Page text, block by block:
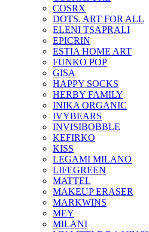
COSRX
DOTS. ART FOR ALL
ELENI TSAPRALI
EPICRIN
ESTIA HOME ART
FUNKO POP
GISA
HAPPY SOCKS
HERBY FAMILY
INIKA ORGANIC
IVYBEARS
INVISIBOBBLE
KEFIRKO
KISS
LEGAMI MILANO
LIFEGREEN
MATTEL
MAKEUP ERASER
MARKWINS
MEY
MILANI